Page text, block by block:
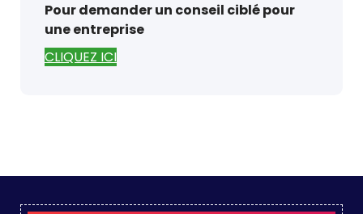
Pour demander un conseil ciblé pour
une entreprise
CLIQUEZ ICI